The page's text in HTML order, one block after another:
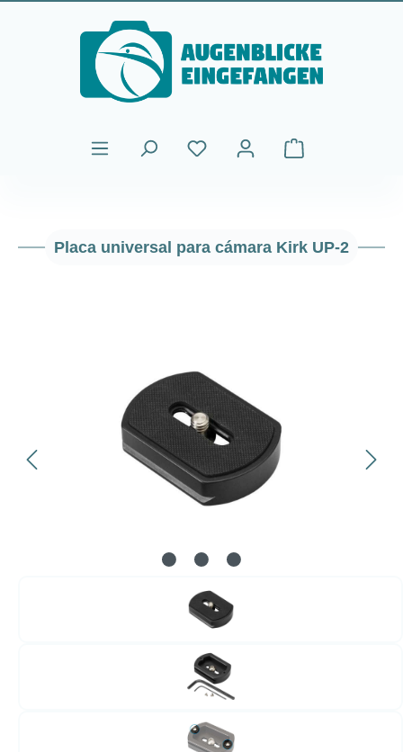
Saltar al contenido principal
El carrito de
Placa universal para cámara Kirk UP-2